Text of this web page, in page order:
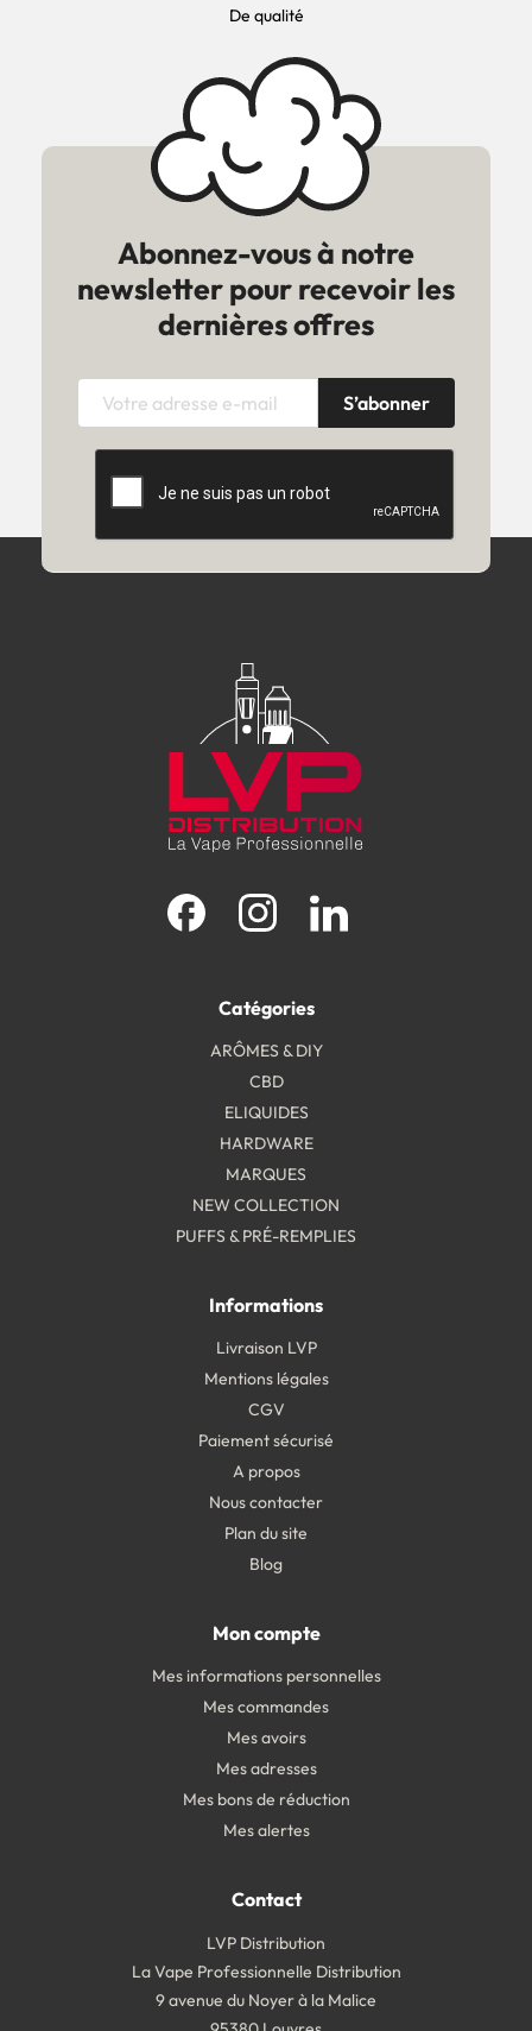
De qualité
Abonnez-vous à notre
newsletter pour recevoir les
dernières offres
Catégories
ARÔMES & DIY
CBD
ELIQUIDES
HARDWARE
MARQUES
NEW COLLECTION
PUFFS & PRÉ-REMPLIES
Informations
Livraison LVP
Mentions légales
CGV
Paiement sécurisé
A propos
Nous contacter
Plan du site
Blog
Facebook Instagram
Mon compte
Mes informations personnelles
Mes commandes
Mes avoirs
Mes adresses
Mes bons de réduction
Mes alertes
Contact
LVP Distribution
La Vape Professionnelle Distribution
9 avenue du Noyer à la Malice